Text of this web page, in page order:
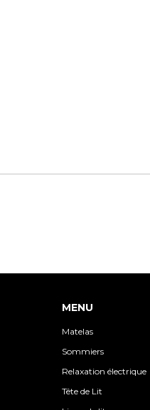
MENU
Matelas
Sommiers
Relaxation électrique
Tête de Lit